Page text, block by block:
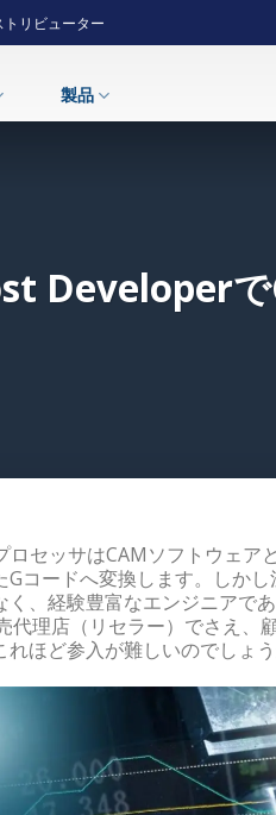
リビューター
製品
Developer
ロセッサはCAMソフトウェア
コードへ変換します。しか
く、経験豊富なエンジニアで
代理店（リセラー）でさえ、
ほど参入が難しいのでしょ